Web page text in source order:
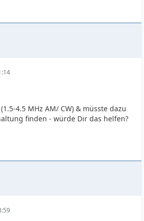
4.5 MHz AM/ CW) & müsste dazu
finden - würde Dir das helfen?